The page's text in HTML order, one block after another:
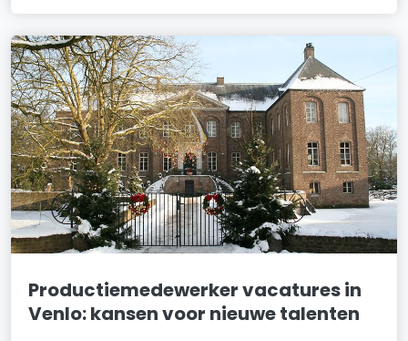
Productiemedewerker vacatures in
Venlo: kansen voor nieuwe talenten